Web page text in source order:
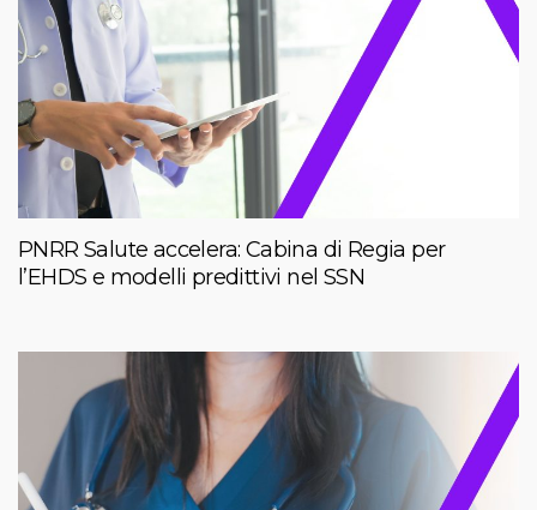
PNRR Salute accelera: Cabina di Regia per
l’EHDS e modelli predittivi nel SSN